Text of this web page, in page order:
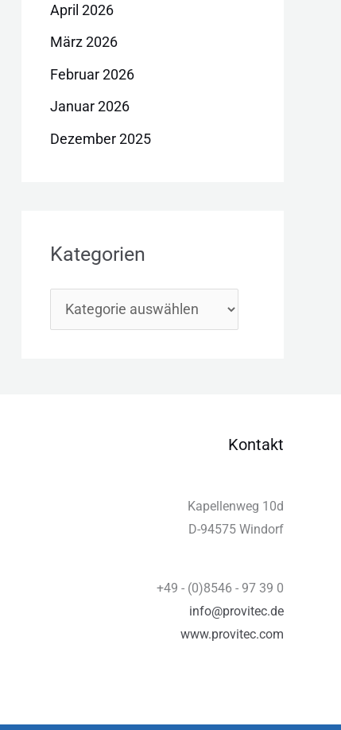
April 2026
März 2026
Februar 2026
Januar 2026
Dezember 2025
Kategorien
Kontakt
Kapellenweg 10d
D-94575 Windorf
+49 - (0)8546 - 97 39 0
info@provitec.de
www.provitec.com